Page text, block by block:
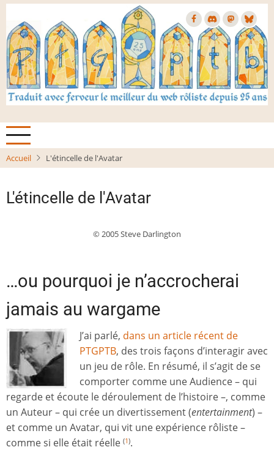
Aller
contenu
principal
Accueil L'étincelle de l'Avatar
L'étincelle de l'Avatar
© 2005 Steve Darlington
…ou pourquoi je n’accrocherai
jamais au wargame
J’ai parlé, dans un article récent de
PTGPTB, des trois façons d’interagir avec
un jeu de rôle. En résumé, il s’agit de se
comporter comme une Audience – qui
regarde et écoute le déroulement de l’histoire –, comme
un Auteur – qui crée un divertissement (entertainment) –
et comme un Avatar, qui vit une expérience rôliste –
comme si elle était réelle (1).